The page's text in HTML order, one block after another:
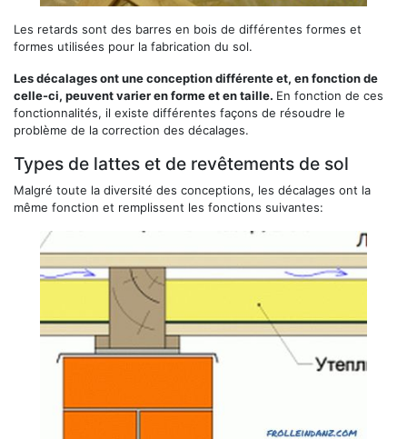
Les retards sont des barres en bois de différentes formes et
formes utilisées pour la fabrication du sol.
Les décalages ont une conception différente et, en fonction de
celle-ci, peuvent varier en forme et en taille. En fonction de ces
fonctionnalités, il existe différentes façons de résoudre le
problème de la correction des décalages.
Types de lattes et de revêtements de sol
Malgré toute la diversité des conceptions, les décalages ont la
même fonction et remplissent les fonctions suivantes: